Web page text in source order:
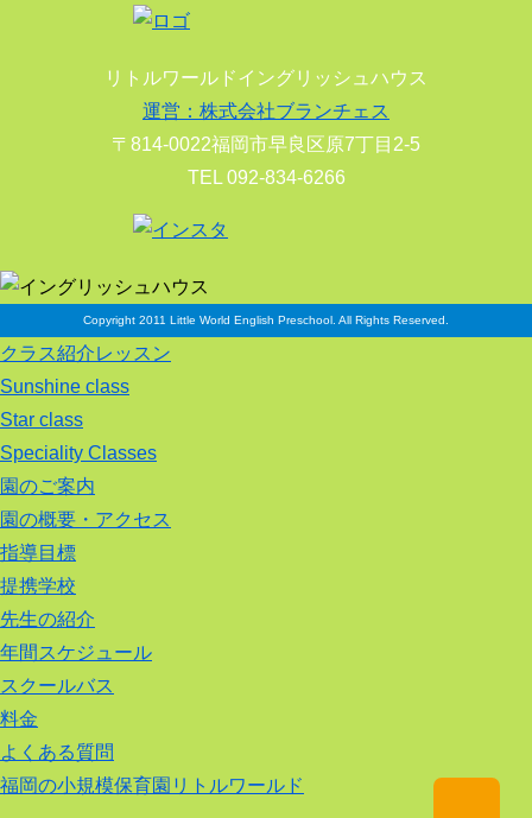
リトルワールドイングリッシュハウス
運営：株式会社ブランチェス
〒814-0022福岡市早良区原7丁目2-5
TEL 092-834-6266
Copyright 2011 Little World English Preschool. All Rights Reserved.
クラス紹介レッスン
Sunshine class
Star class
Speciality Classes
園のご案内
園の概要・アクセス
指導目標
提携学校
先生の紹介
年間スケジュール
スクールバス
料金
よくある質問
福岡の小規模保育園リトルワールド